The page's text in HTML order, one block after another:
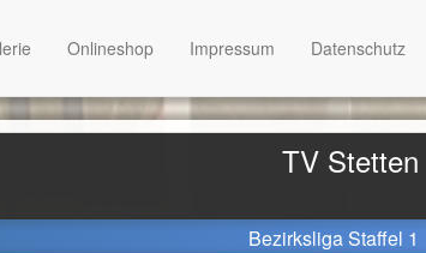
TV Stetten
Bezirksliga Staffel 1
Onlineshop Impressum Datenschutz